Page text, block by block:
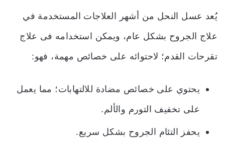
يُعد عسل النحل من أشهر العلاجات المستخدمة في
علاج الجروح بشكل عام، ويمكن استخدامه فى علاج
تقرحات القدم؛ لاحتوائه على خصائص مهمة، فهو:
يحتوي على خصائص مضادة للالتهابات؛ مما يعمل
على تخفيف التورم والألم.
يحفز التئام الجروح بشكل سريع.